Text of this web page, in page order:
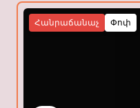
Փոփ
Հանրաճանաչ